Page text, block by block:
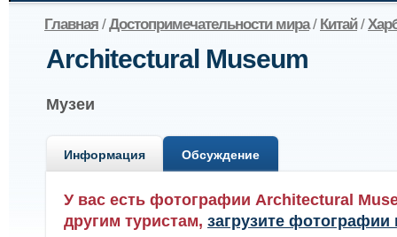
Главная /Достопримечательности мира/ Китай/
Architectural Museum
Музеи
Информация Обсуждение
У вас есть фотографии Architectural
другим туристам, загрузите фотографии